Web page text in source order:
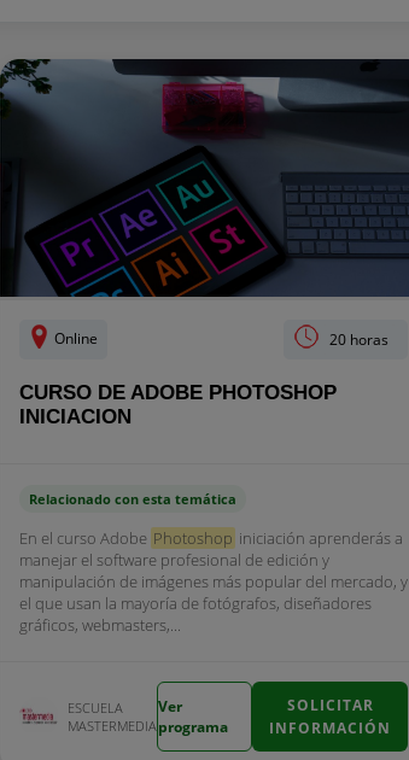
Online 20 horas
CURSO DE ADOBE PHOTOSHOP
INICIACION
Relacionado con esta temática
En el curso Adobe Photoshop iniciación aprenderás a
manejar el software profesional de edición y
manipulación de imágenes más popular del mercado, y
el que usan la mayoría de fotógrafos, diseñadores
gráficos, webmasters,...
ESCUELA
MASTERMEDIA
Ver
programa
SOLICITAR
INFORMACIÓN